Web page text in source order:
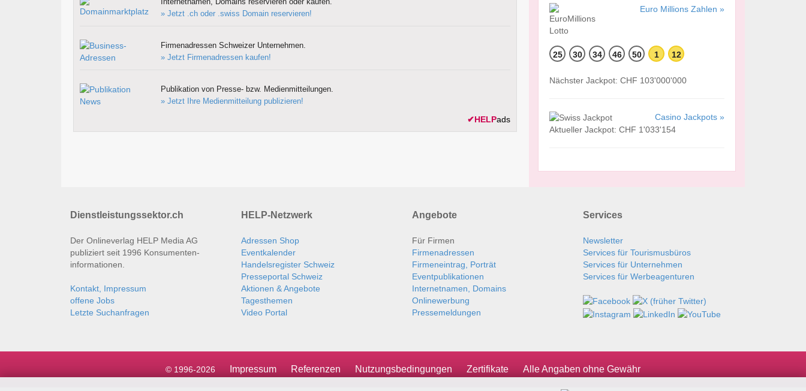
» Jetzt .ch oder .swiss Domain reservieren!
Firmenadressen Schweizer Unternehmen.
» Jetzt Firmenadressen kaufen!
Publikation von Presse- bzw. Medienmitteilungen.
» Jetzt Ihre Medienmitteilung publizieren!
✔HELPads
Euro Millions Zahlen »
25 30 34 46 50 1 12
Nächster Jackpot: CHF 103'000'000
Casino Jackpots »
Aktueller Jackpot: CHF 1'033'154
Dienstleistungssektor.ch
Der Onlineverlag HELP Media AG
publiziert seit 1996 Konsumenten­
informationen.
Kontakt, Impressum
offene Jobs
Letzte Suchanfragen
HELP-Netzwerk
Adressen Shop
Eventkalender
Handelsregister Schweiz
Presseportal Schweiz
Aktionen & Angebote
Tagesthemen
Video Portal
Angebote
Für Firmen
Firmenadressen
Firmeneintrag, Porträt
Eventpublikationen
Internetnamen, Domains
Onlinewerbung
Pressemeldungen
Services
Newsletter
Services für Tourismusbüros
Services für Unternehmen
Services für Werbeagenturen
© 1996-2026 Impressum Referenzen Nutzungsbedingungen Zertifikate Alle Angaben ohne Gewähr